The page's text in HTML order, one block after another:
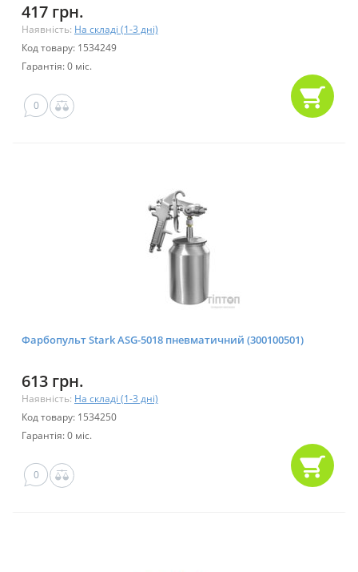
417 грн.
Наявність: На складі (1-3 дні)
Код товару: 1534249
Гарантія: 0 міс.
0
Фарбопульт Stark ASG-5018 пневматичний (300100501)
613 грн.
Наявність: На складі (1-3 дні)
Код товару: 1534250
Гарантія: 0 міс.
0